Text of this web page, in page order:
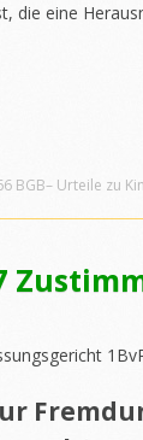
die eine
BGB– Urteile zu